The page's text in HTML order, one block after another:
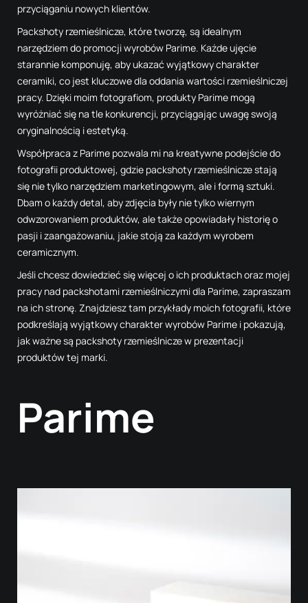
przyciąganiu nowych klientów.
Packshoty rzemieślnicze, które tworzę, są idealnym
narzędziem do promocji wyrobów Parime. Każde ujęcie
starannie komponuję, aby ukazać wyjątkowy charakter
ceramiki, co jest kluczowe dla oddania wartości rzemieślniczej
pracy. Dzięki moim fotografiom, produkty Parime mogą
wyróżniać się na tle konkurencji, przyciągając uwagę swoją
oryginalnością i estetyką.
Współpraca z Parime pozwala mi na kreatywne podejście do
fotografii produktowej, gdzie packshoty rzemieślnicze stają
się nie tylko narzędziem marketingowym, ale i formą sztuki.
Dbam o każdy detal, aby zdjęcia były nie tylko wiernym
odwzorowaniem produktów, ale także opowiadały historię o
pasji i zaangażowaniu, jakie stoją za każdym wyrobem
ceramicznym.
Jeśli chcesz dowiedzieć się więcej o ich produktach oraz mojej
pracy nad packshotami rzemieślniczymi dla Parime, zapraszam
na ich stronę. Znajdziesz tam przykłady moich fotografii, które
podkreślają wyjątkowy charakter wyrobów Parime i pokazują,
jak ważne są packshoty rzemieślnicze w prezentacji
produktów tej marki.
Parime